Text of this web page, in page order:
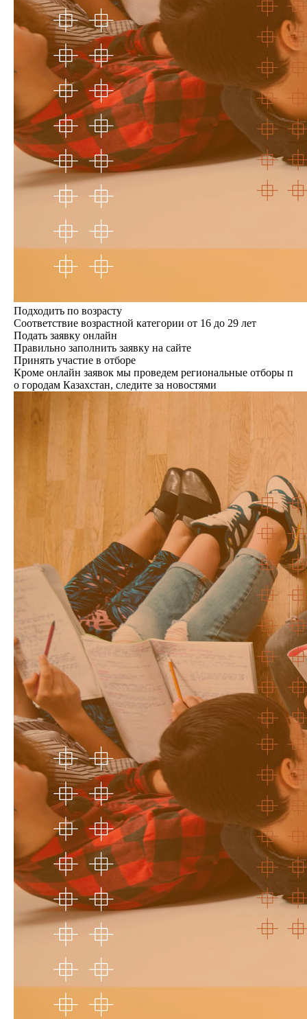
Подходить по возрасту
Соответствие возрастной категории от 16 до 29 лет
Подать заявку онлайн
Правильно заполнить заявку на сайте
Принять участие в отборе
Кроме онлайн заявок мы проведем региональные отборы п
о городам Казахстан, следите за новостями